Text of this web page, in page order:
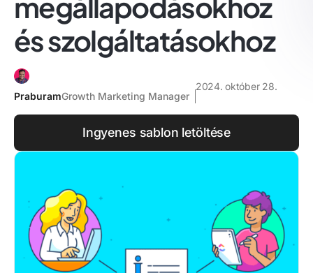
és szolgáltatásokhoz
PraburamGrowth Marketing Manager
2024. október 28.
Ingyenes sablon letöltése